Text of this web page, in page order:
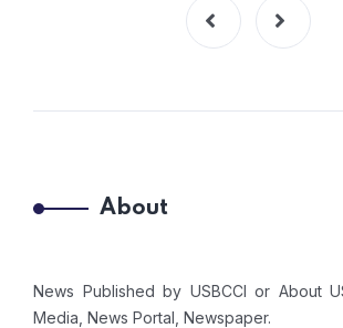
About
News Published by USBCCI or About
Media, News Portal, Newspaper.